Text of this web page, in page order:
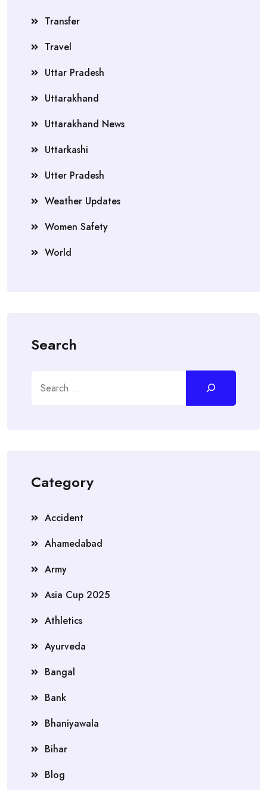
Transfer
Travel
Uttar Pradesh
Uttarakhand
Uttarakhand News
Uttarkashi
Utter Pradesh
Weather Updates
Women Safety
World
Search
Category
Accident
Ahamedabad
Army
Asia Cup 2025
Athletics
Ayurveda
Bangal
Bank
Bhaniyawala
Bihar
Blog